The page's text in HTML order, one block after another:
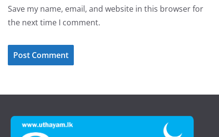
Save my name, email, and website in this browser for
the next time I comment.